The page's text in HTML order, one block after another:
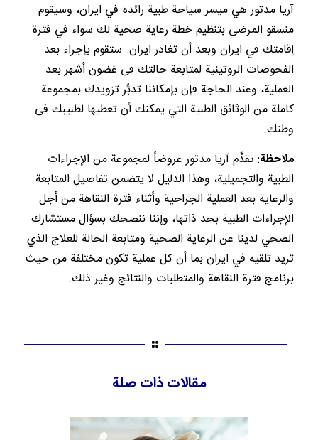
آريا مدتور هي ميسر سياحة طبية رائدة في ايران، وسيقوم
منسقو المرضى بتنظيم خطة رعاية صحية لك سواء في فترة
إقامتك في ايران وبعد أن تغادر ايران. ستقوم بإجراء بعد
الفحوصات الروتينية لمتابعة حالتك في غضون أشهر بعد
العملية، وعند الحاجة فإن بإمكاننا تدبُّر تزويدك بمجموعة
كاملة من الوثائق الطبية التي يمكنك أن تعطيها لطبيبك في
وطنك.
ملاحظة: تقدِّم آريا مدتور عروضاً لمجموعة من الإجراءات
الطبية والتجميلية، وهذا الدليل لا يتضمن تفاصيل المتابعة
والرعاية بعد العملية الجراحية وأثناء فترة النقاهة من أجل
الإجراءات الطبية بحد ذاتها، وإننا ننصحك بسؤال مستشارك
الصحي لدينا عن الرعاية الصحية ومتابعة الحالة للعلاج الذي
تريد تلقيه في ايران بما أن كل عملية تكون مختلفة من حيث
برنامج فترة النقاهة والمتطلبات والنتائج وغير ذلك.
مقالات ذات صلة